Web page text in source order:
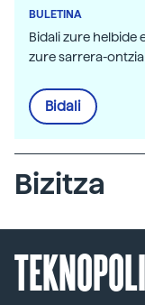
BULETINA
Bidali zure helbide
zure sarrera-
Bidali
Bizitza